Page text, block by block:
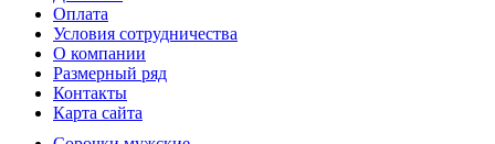
Оплата
Условия сотрудничества
О компании
Размерный ряд
Контакты
Карта сайта